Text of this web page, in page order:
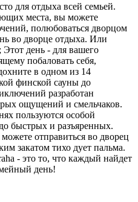
для отдыха всей семьей.
места, вы можете
полюбоваться дворцом
во дворце отдыха. Или
Этот день - для вашего
побаловать себя,
в одном из 14
финской сауны до
разработан
ощущений и смельчаков.
пользуются особой
быстрых и разъяренных.
отправиться во дворец
закатом тихо дует пальма.
- это то, что каждый найдет
день!